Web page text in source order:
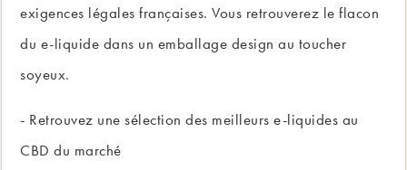
exigences légales françaises. Vous retrouverez le flacon
du e-liquide dans un emballage design au toucher
soyeux.
- Retrouvez une sélection des meilleurs e-liquides au
CBD du marché